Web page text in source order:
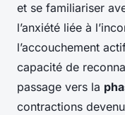
et se familiariser
l’anxiété liée à
l’accouchement
capacité de
passage vers la
contractions